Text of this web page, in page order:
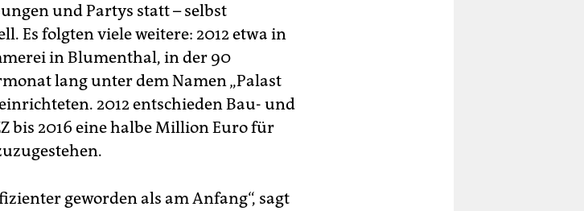
und Partys statt – selbst
Es folgten viele weitere: 2012 etwa in
in Blumenthal, in der 90
lang unter dem Namen „Palast
2012 entschieden Bau- und
bis 2016 eine halbe Million Euro für
geworden als am Anfang“, sagt